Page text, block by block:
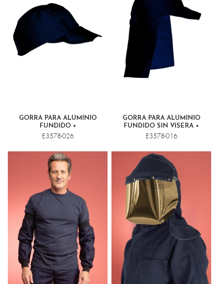
GORRA PARA ALUMINIO
FUNDIDO +
E3578-026
GORRA PARA ALUMINIO
FUNDIDO SIN VISERA +
E3578-016